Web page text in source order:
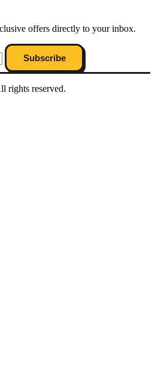
offers directly to your inbox.
Subscribe
rights reserved.